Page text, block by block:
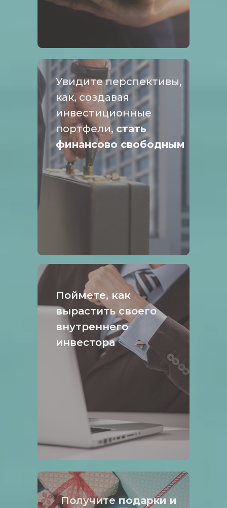
Увидите перспективы,
как, создавая
инвестиционные
портфели, стать
финансово свободным
Получитеподарки и
Поймете, как
вырастить своего
внутреннего
инвестора